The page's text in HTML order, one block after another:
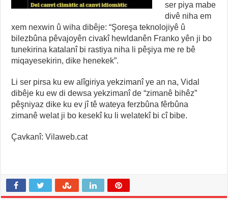
ser piya mabe
divê niha em
xem nexwin û wiha dibêje: “Şoreşa teknolojiyê û
bilezbûna pêvajoyên civakî hewldanên Franko yên ji bo
tunekirina katalanî bi rastiya niha li pêşiya me re bê
miqayesekirin, dike henekek”.
Li ser pirsa ku ew alîgiriya yekzimanî ye an na, Vidal
dibêje ku ew di dewsa yekzimanî de “zimanê bihêz”
pêşniyaz dike ku ev jî tê wateya ferzbûna fêrbûna
zimanê welat ji bo kesekî ku li welatekî bi cî bibe.
Çavkanî: Vilaweb.cat